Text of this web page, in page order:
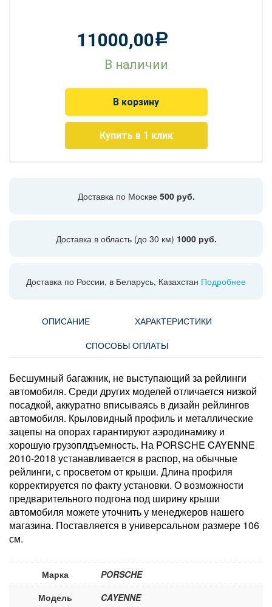
11000,00Р
В наличии
В корзину
Купить в 1 клик
Доставка по Москве 500 руб.
Доставка в область (до 30 км) 1000 руб.
Доставка по России, в Беларусь, Казахстан Подробнее
ОПИСАНИЕ
ХАРАКТЕРИСТИКИ
СПОСОБЫ ОПЛАТЫ
Бесшумный багажник, не выступающий за рейлинги
автомобиля. Среди других моделей отличается низкой
посадкой, аккуратно вписываясь в дизайн рейлингов
автомобиля. Крыловидный профиль и металлические
зацепы на опорах гарантируют аэродинамику и
хорошую грузоплдъемность. На PORSCHE CAYENNE
2010-2018 устанавливается в распор, на обычные
рейлинги, с просветом от крыши. Длина профиля
корректируется по факту установки. О возможности
предварительного подгона под ширину крыши
автомобиля можете уточнить у менеджеров нашего
магазина. Поставляется в универсальном размере 106
см.
Марка
PORSCHE
Модель
CAYENNE